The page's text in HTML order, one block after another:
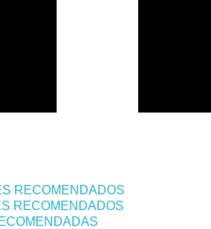
RECOMENDADOS
RECOMENDADOS